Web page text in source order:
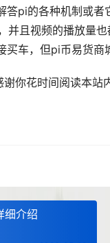
答pi的各种机制或
并且视频的播放量
车，但pi币易货商
你花时间阅读本
细介绍